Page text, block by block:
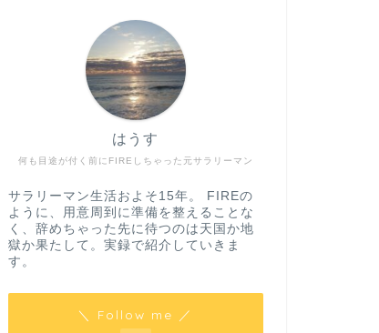
何も目途が付く前にFIREしちゃった元サラリーマン
はうす
サラリーマン生活およそ15年。 FIREの
ように、用意周到に準備を整えることな
く、辞めちゃった先に待つのは天国か地
獄か果たして。実録で紹介していきま
す。
＼ Follow me ／